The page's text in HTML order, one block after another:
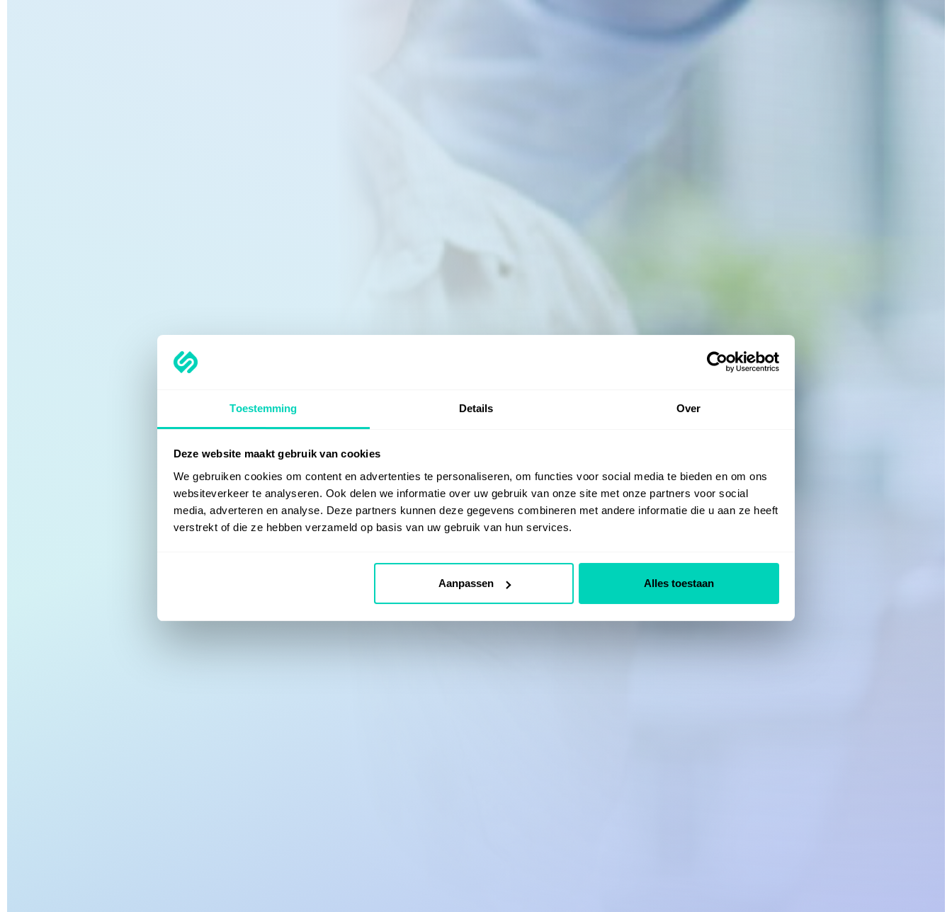
Toestemming Details Over
Deze website maakt gebruik van cookies
We gebruiken cookies om content en advertenties te personaliseren, om functies voor social media te bieden en om ons
websiteverkeer te analyseren. Ook delen we informatie over uw gebruik van onze site met onze partners voor social
media, adverteren en analyse. Deze partners kunnen deze gegevens combineren met andere informatie die u aan ze heeft
verstrekt of die ze hebben verzameld op basis van uw gebruik van hun services.
Aanpassen Alles toestaan